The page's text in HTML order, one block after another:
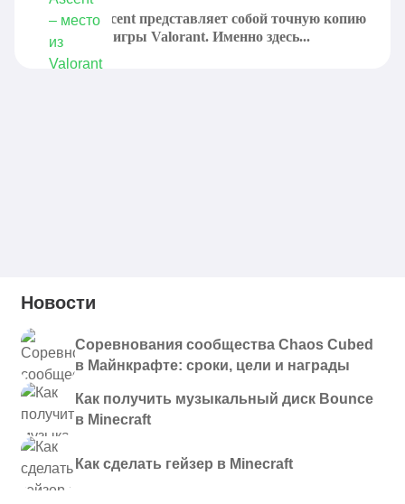
Valorant Ascent представляет собой точную копию
одной карт игры Valorant. Именно здесь...
Новости
Соревнования сообщества Chaos Cubed
в Майнкрафте: сроки, цели и награды
Как получить музыкальный диск Bounce
в Minecraft
Как сделать гейзер в Minecraft